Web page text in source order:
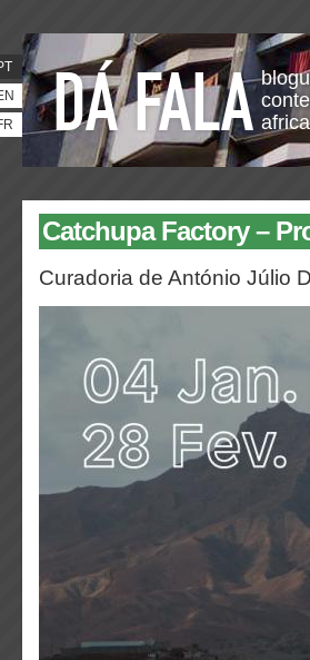
Catchupa Factory –
Curadoria de António Júlio